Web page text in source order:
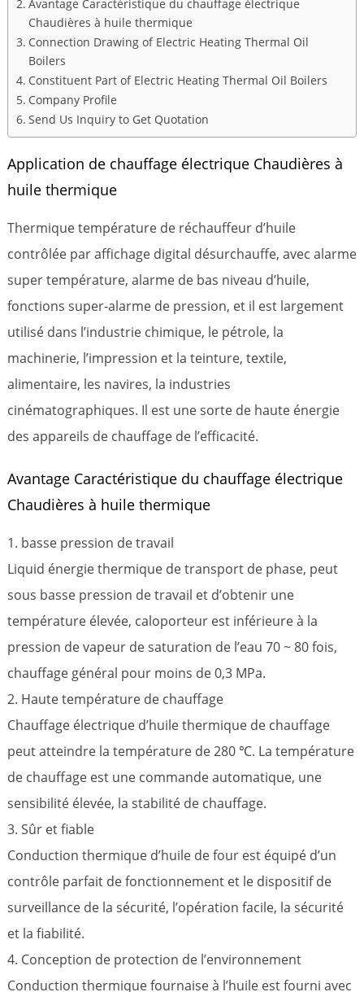
Avantage Caractéristique du chauffage électrique
Chaudières à huile thermique
Connection Drawing of Electric Heating Thermal Oil
Boilers
Constituent Part of Electric Heating Thermal Oil Boilers
Company Profile
Send Us Inquiry to Get Quotation
Application de chauffage électrique Chaudières à
huile thermique
Thermique température de réchauffeur d’huile
contrôlée par affichage digital désurchauffe, avec alarme
super température, alarme de bas niveau d’huile,
fonctions super-alarme de pression, et il est largement
utilisé dans l’industrie chimique, le pétrole, la
machinerie, l’impression et la teinture, textile,
alimentaire, les navires, la industries
cinématographiques. Il est une sorte de haute énergie
des appareils de chauffage de l’efficacité.
Avantage Caractéristique du chauffage électrique
Chaudières à huile thermique
1. basse pression de travail
Liquid énergie thermique de transport de phase, peut
sous basse pression de travail et d’obtenir une
température élevée, caloporteur est inférieure à la
pression de vapeur de saturation de l’eau 70 ~ 80 fois,
chauffage général pour moins de 0,3 MPa.
2. Haute température de chauffage
Chauffage électrique d’huile thermique de chauffage
peut atteindre la température de 280 ℃. La température
de chauffage est une commande automatique, une
sensibilité élevée, la stabilité de chauffage.
3. Sûr et fiable
Conduction thermique d’huile de four est équipé d’un
contrôle parfait de fonctionnement et le dispositif de
surveillance de la sécurité, l’opération facile, la sécurité
et la fiabilité.
4. Conception de protection de l’environnement
Conduction thermique fournaise à l’huile est fourni avec